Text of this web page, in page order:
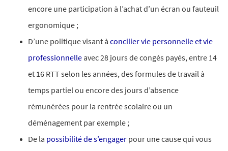
encore une participation à l’achat d’un écran ou fauteuil
ergonomique ;​
D’une politique visant à concilier vie personnelle et vie
professionnelle avec 28 jours de congés payés, entre 14
et 16 RTT selon les années, des formules de travail à
temps partiel ou encore des jours d’absence
rémunérées pour la rentrée scolaire ou un
déménagement par exemple ;
De la possibilité de s’engager pour une cause qui vous